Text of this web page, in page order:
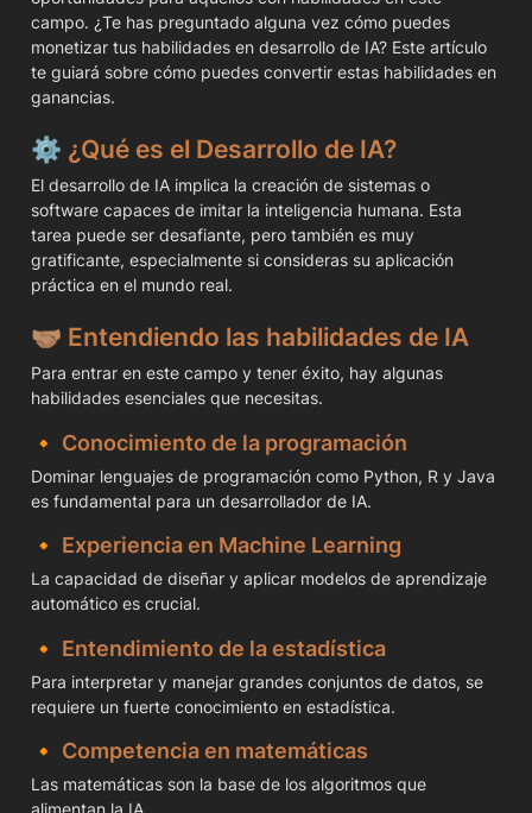
campo. ¿Te has preguntado alguna vez cómo puedes
monetizar tus habilidades en desarrollo de IA? Este artículo
te guiará sobre cómo puedes convertir estas habilidades en
ganancias.
⚙️ ¿Qué es el Desarrollo de IA?
El desarrollo de IA implica la creación de sistemas o
software capaces de imitar la inteligencia humana. Esta
tarea puede ser desafiante, pero también es muy
gratificante, especialmente si consideras su aplicación
práctica en el mundo real.
🤝🏽 Entendiendo las habilidades de IA
Para entrar en este campo y tener éxito, hay algunas
habilidades esenciales que necesitas.
🔸 Conocimiento de la programación
Dominar lenguajes de programación como Python, R y Java
es fundamental para un desarrollador de IA.
🔸 Experiencia en Machine Learning
La capacidad de diseñar y aplicar modelos de aprendizaje
automático es crucial.
🔸 Entendimiento de la estadística
Para interpretar y manejar grandes conjuntos de datos, se
requiere un fuerte conocimiento en estadística.
🔸 Competencia en matemáticas
Las matemáticas son la base de los algoritmos que